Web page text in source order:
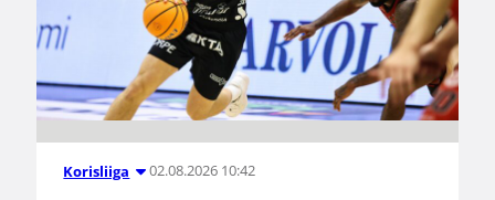
Korisliiga 02.08.2026 10:42